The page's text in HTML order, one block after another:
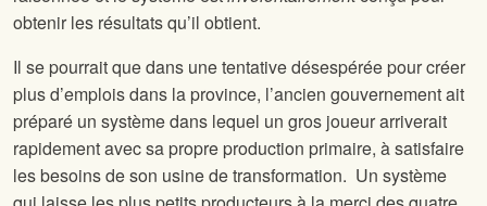
obtenir les résultats qu’il obtient.
Il se pourrait que dans une tentative désespérée pour créer
plus d’emplois dans la province, l’ancien gouvernement ait
préparé un système dans lequel un gros joueur arriverait
rapidement avec sa propre production primaire, à satisfaire
les besoins de son usine de transformation. Un système